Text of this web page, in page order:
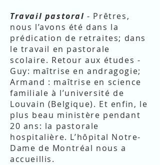
Travail pastoral - Prêtres,
nous l’avons été dans la
prédication de retraites; dans
le travail en pastorale
scolaire. Retour aux études -
Guy: maîtrise en andragogie;
Armand : maîtrise en science
familiale à l’université de
Louvain (Belgique). Et enfin, le
plus beau ministère pendant
20 ans: la pastorale
hospitalière. L’hôpital Notre-
Dame de Montréal nous a
accueillis.